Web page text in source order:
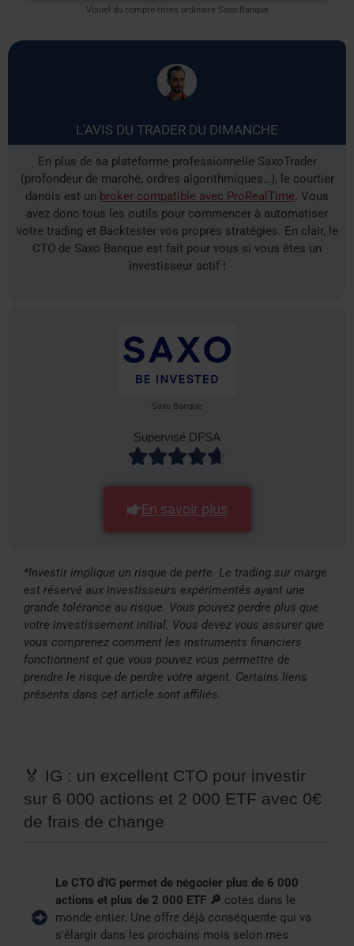
Visuel du compte-titres ordinaire Saxo Banque
L'AVIS DU TRADER DU DIMANCHE
En plus de sa plateforme professionnelle SaxoTrader
(profondeur de marché, ordres algorithmiques…), le courtier
danois est un broker compatible avec ProRealTime. Vous
avez donc tous les outils pour commencer à automatiser
votre trading et Backtester vos propres stratégies. En clair, le
CTO de Saxo Banque est fait pour vous si vous êtes un
investisseur actif !
Saxo Banque
Supervisé DFSA
En savoir plus
*Investir implique un risque de perte. Le trading sur marge
est réservé aux investisseurs expérimentés ayant une
grande tolérance au risque. Vous pouvez perdre plus que
votre investissement initial. Vous devez vous assurer que
vous comprenez comment les instruments financiers
fonctionnent et que vous pouvez vous permettre de
prendre le risque de perdre votre argent. Certains liens
présents dans cet article sont affiliés.
🏅 IG : un excellent CTO pour investir
sur 6 000 actions et 2 000 ETF avec 0€
de frais de change
Le CTO d'IG permet de négocier plus de 6 000
actions et plus de 2 000 ETF 🔎 cotés dans le
monde entier. Une offre déjà conséquente qui va
s'élargir dans les prochains mois selon mes